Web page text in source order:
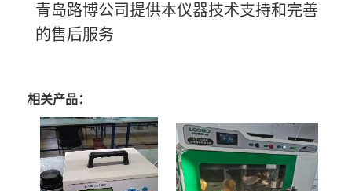
青岛路博公司提供本仪器技术支持和完善
的售后服务
相关产品：